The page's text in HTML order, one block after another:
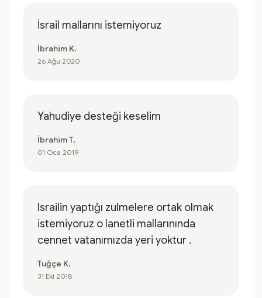
İsrail mallarını istemiyoruz
İbrahim K.
26 Ağu 2020
Yahudiye desteği keselim
İbrahim T.
01 Oca 2019
Israilin yaptığı zulmelere ortak olmak
istemiyoruz o lanetli mallarınında
cennet vatanımızda yeri yoktur .
Tuğçe K.
31 Eki 2018